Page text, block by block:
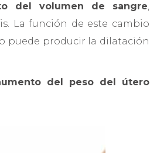
del volumen de sangre,
La función de este cambio
puede producir la dilatación
del peso del útero